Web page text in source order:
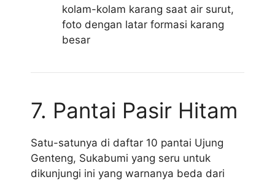
kolam-kolam karang saat air surut,
foto dengan latar formasi karang
besar
7. Pantai Pasir Hitam
Satu-satunya di daftar 10 pantai Ujung
Genteng, Sukabumi yang seru untuk
dikunjungi ini yang warnanya beda dari